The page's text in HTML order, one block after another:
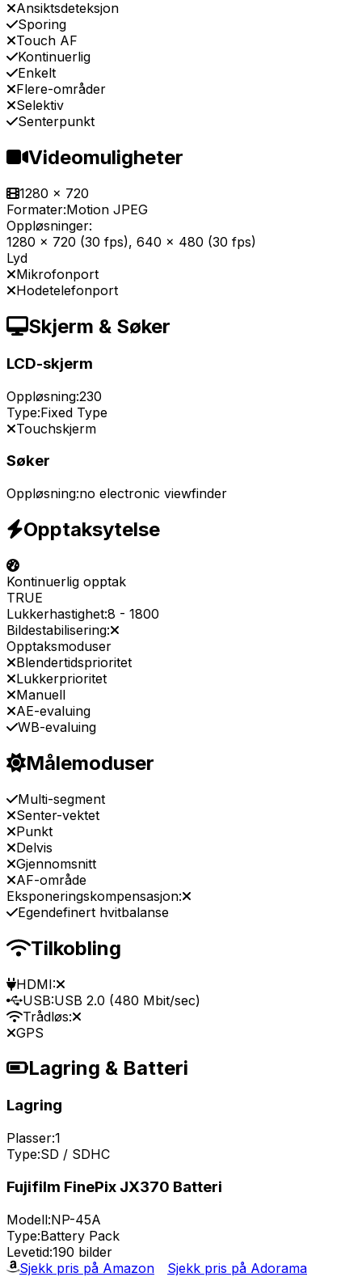
Ansiktsdeteksjon
Sporing
Touch AF
Kontinuerlig
Enkelt
Flere-områder
Selektiv
Senterpunkt
Videomuligheter
1280 x 720
Formater:Motion JPEG
Oppløsninger:
1280 x 720 (30 fps), 640 x 480 (30 fps)
Lyd
Mikrofonport
Hodetelefonport
Skjerm & Søker
LCD-skjerm
Oppløsning:230
Type:Fixed Type
Touchskjerm
Søker
Oppløsning:no electronic viewfinder
Opptaksytelse
Kontinuerlig opptak
TRUE
Lukkerhastighet:8 - 1800
Bildestabilisering:
Opptaksmoduser
Blendertidsprioritet
Lukkerprioritet
Manuell
AE-evaluing
WB-evaluing
Målemoduser
Multi-segment
Senter-vektet
Punkt
Delvis
Gjennomsnitt
AF-område
Eksponeringskompensasjon:
Egendefinert hvitbalanse
Tilkobling
HDMI:
USB:USB 2.0 (480 Mbit/sec)
Trådløs:
GPS
Lagring & Batteri
Lagring
Plasser:1
Type:SD / SDHC
Fujifilm FinePix JX370 Batteri
Modell:NP-45A
Type:Battery Pack
Levetid:190 bilder
Sjekk pris på Amazon
Sjekk pris på Adorama